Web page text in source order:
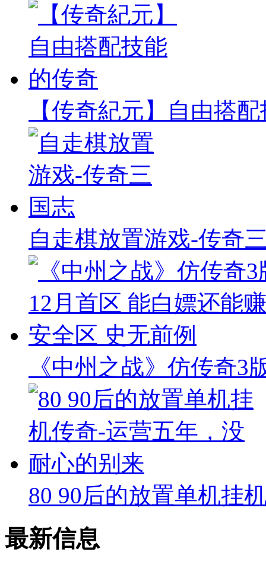
【传奇紀元】自由搭
自走棋放置游戏-传奇
《中州之战》仿传奇3
80 90后的放置单机挂
最新信息